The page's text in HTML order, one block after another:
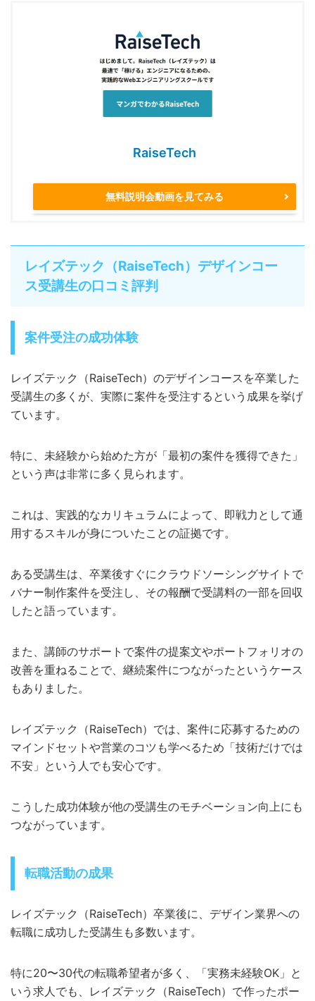
RaiseTech
無料説明会動画を見てみる
レイズテック（RaiseTech）デザインコー
ス受講生の口コミ評判
案件受注の成功体験
レイズテック（RaiseTech）のデザインコースを卒業した
受講生の多くが、実際に案件を受注するという成果を挙げ
ています。
特に、未経験から始めた方が「最初の案件を獲得できた」
という声は非常に多く見られます。
これは、実践的なカリキュラムによって、即戦力として通
用するスキルが身についたことの証拠です。
ある受講生は、卒業後すぐにクラウドソーシングサイトで
バナー制作案件を受注し、その報酬で受講料の一部を回収
したと語っています。
また、講師のサポートで案件の提案文やポートフォリオの
改善を重ねることで、継続案件につながったというケース
もありました。
レイズテック（RaiseTech）では、案件に応募するための
マインドセットや営業のコツも学べるため「技術だけでは
不安」という人でも安心です。
こうした成功体験が他の受講生のモチベーション向上にも
つながっています。
転職活動の成果
レイズテック（RaiseTech）卒業後に、デザイン業界への
転職に成功した受講生も多数います。
特に20〜30代の転職希望者が多く、「実務未経験OK」と
いう求人でも、レイズテック（RaiseTech）で作ったポー